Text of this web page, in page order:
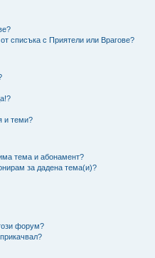
списъка с Приятели или Врагове?
и теми?
тема и абонамент?
за дадена тема(и)?
форум?